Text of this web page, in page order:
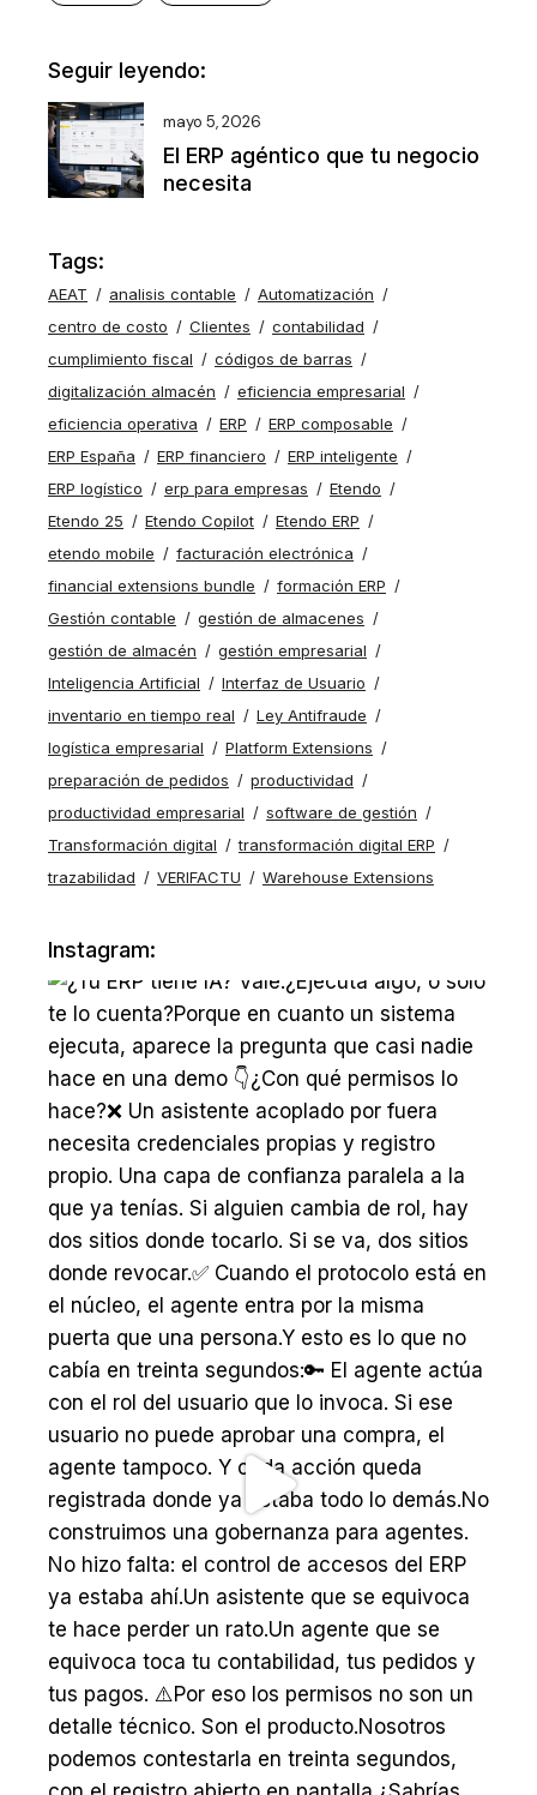
Seguir leyendo:
mayo 5, 2026
El ERP agéntico que tu negocio
necesita
Tags:
AEAT analisis contable
Automatización
centro de costo
Clientes
contabilidad
cumplimiento fiscal
códigos de barras
digitalización almacén
eficiencia empresarial
eficiencia operativa
ERP
ERP composable
ERP España
ERP financiero
ERP inteligente
ERP logístico
erp para empresas
Etendo
Etendo 25
Etendo Copilot
Etendo ERP
etendo mobile
facturación electrónica
financial extensions bundle
formación ERP
Gestión contable
gestión de almacenes
gestión de almacén
gestión empresarial
Inteligencia Artificial
Interfaz de Usuario
inventario en tiempo real
Ley Antifraude
logística empresarial
Platform Extensions
preparación de pedidos
productividad
productividad empresarial
software de gestión
Transformación digital
transformación digital ERP
trazabilidad
VERIFACTU Warehouse Extensions
Instagram: